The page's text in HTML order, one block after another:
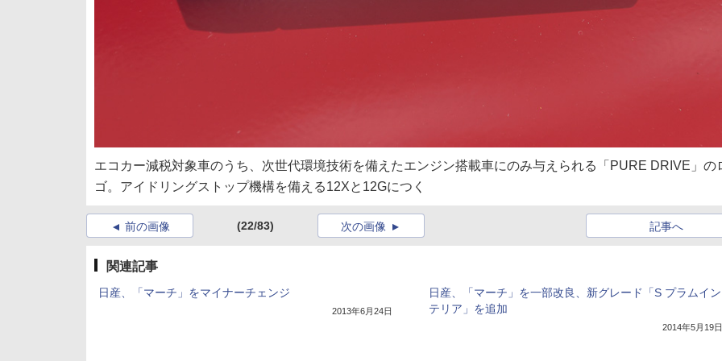
エコカー減税対象車のうち、次世代環境技術を備えたエンジン搭載車にのみ与えられる「PURE DRIVE」の
ゴ。アイドリングストップ機構を備える12Xと12Gにつく
前の画像 (22/83) 記事へ
次の画像
関連記事
日産、「マーチ」をマイナーチェンジ
2013年6月24日
日産、「マーチ」を一部改良、新グレード「S プラムイン
テリア」を追加
2014年5月19日